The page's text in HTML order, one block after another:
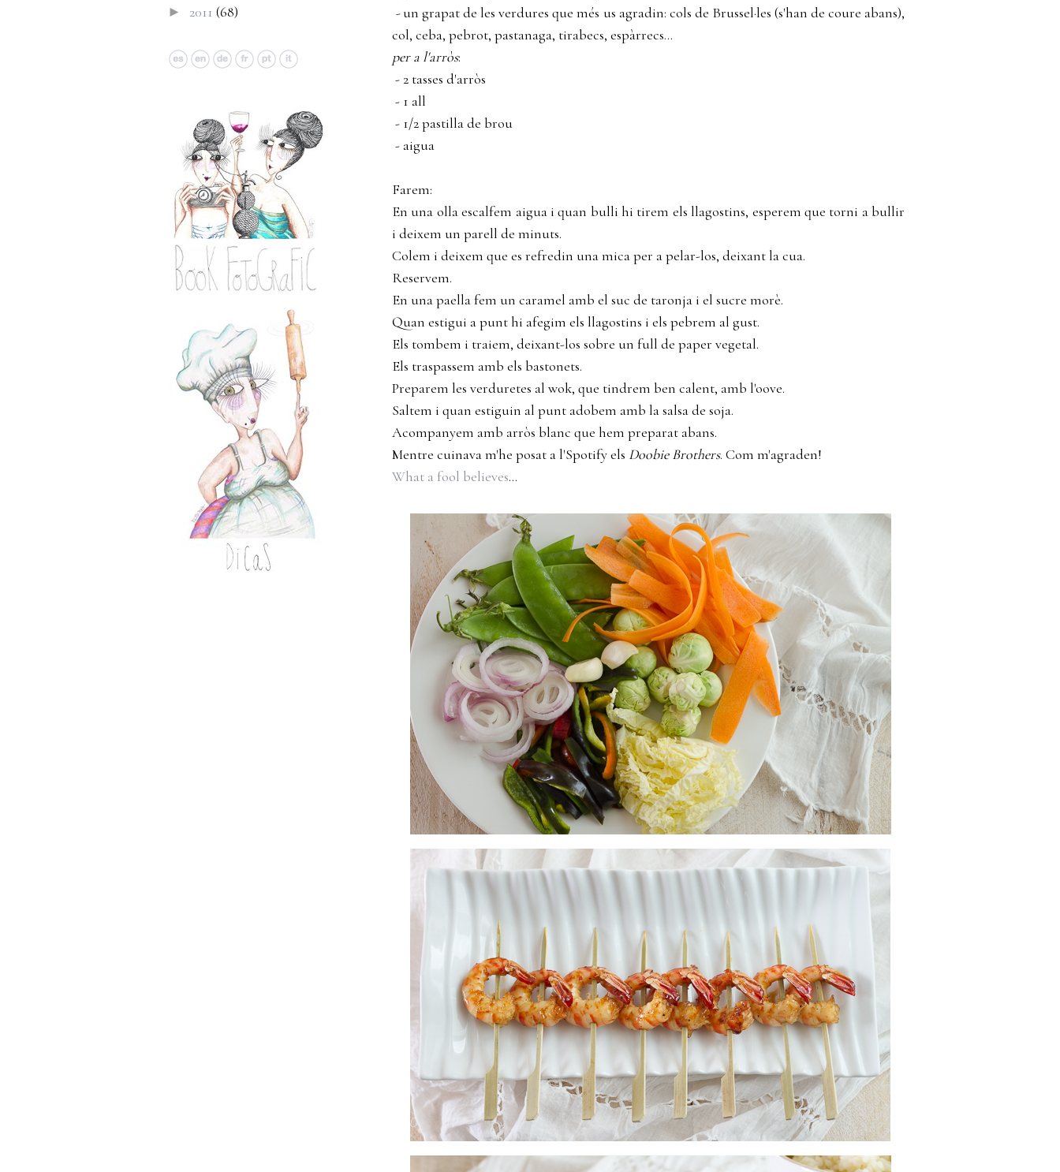
-un grapat de les verdures que més us agradin: cols de Brussel·les (s'han de coure abans),
col, ceba, pebrot, pastanaga, tirabecs, espàrrecs...
per a l'arròs:
- 2 tasses d'arròs
- 1 all
- 1/2 pastilla de brou
- aigua
Farem:
En una olla escalfem aigua i quan bulli hi tirem els llagostins, esperem que torni a bullir
i deixem un parell de minuts.
Colem i deixem que es refredin una mica per a pelar-los, deixant la cua.
Reservem.
En una paella fem un caramel amb el suc de taronja i el sucre morè.
Quan estigui a punt hi afegim els llagostins i els pebrem al gust.
Els tombem i traiem, deixant-los sobre un full de paper vegetal.
Els traspassem amb els bastonets.
Preparem les verduretes al wok, que tindrem ben calent, amb l'oove.
Saltem i quan estiguin al punt adobem amb la salsa de soja.
Acompanyem amb arròs blanc que hem preparat abans.
Mentre cuinava m'he posat a l'Spotify els Doobie Brothers. Com m'agraden!
What a fool believes...
► 2011 (68)